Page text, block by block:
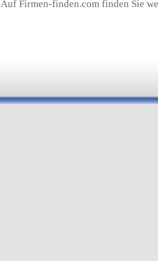
Auf Firmen-finden.com finden Sie